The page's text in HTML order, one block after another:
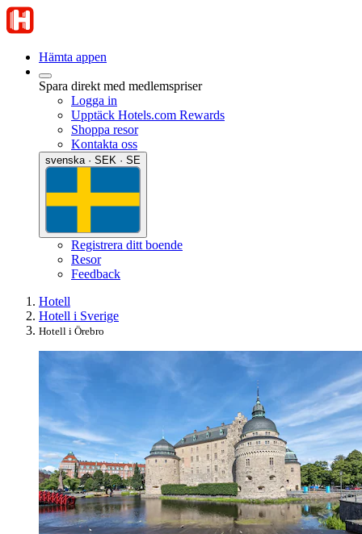
Hämta appen
Spara direkt med medlemspriser
Logga in
Upptäck Hotels.com Rewards
Shoppa resor
Kontakta oss
svenska · SEK · SE
Registrera ditt boende
Resor
Feedback
Hotell
Hotell i Sverige
Hotell i Örebro